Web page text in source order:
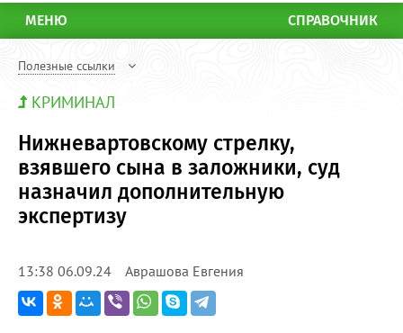
МЕНЮ СПРАВОЧНИК
Полезные ссылки
КРИМИНАЛ
Нижневартовскому стрелку,
взявшего сына в заложники, суд
назначил дополнительную
экспертизу
13:38 06.09.24 Аврашова Евгения